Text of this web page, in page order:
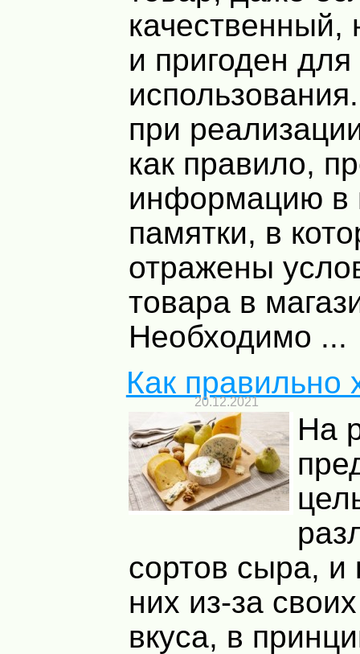
качественный,
и пригоден для
при
как правило,
информацию в
памятки, в
отражены
товара в
Необходимо ...
Как правильно
20.12.2021
На
сортов сыра, и
них из-за
вкуса, в